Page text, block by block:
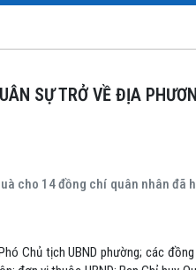
SỰ TRỞ VỀ ĐỊA
cho 14 đồng chí quân nhân
Chủ tịch UBND phường; các